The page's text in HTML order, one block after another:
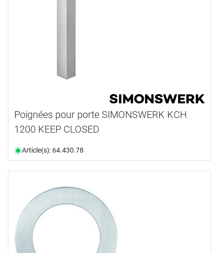
Poignées pour porte SIMONSWERK KCH
1200 KEEP CLOSED
Article(s): 64.430.78